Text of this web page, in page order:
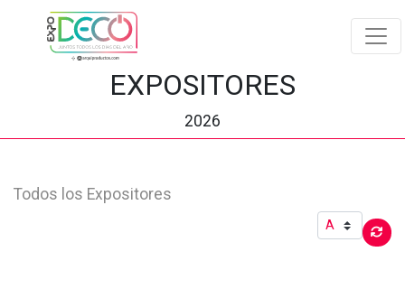
EXPOSITORES
2026
Todos los Expositores